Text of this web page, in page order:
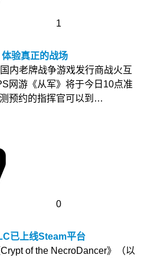
1
验真正的战场
内老牌战争游戏发行商战火互
网游《从军》将于今日10点准
预约的指挥官可以到…
0
已上线Steam平台
of the NecroDancer》（以